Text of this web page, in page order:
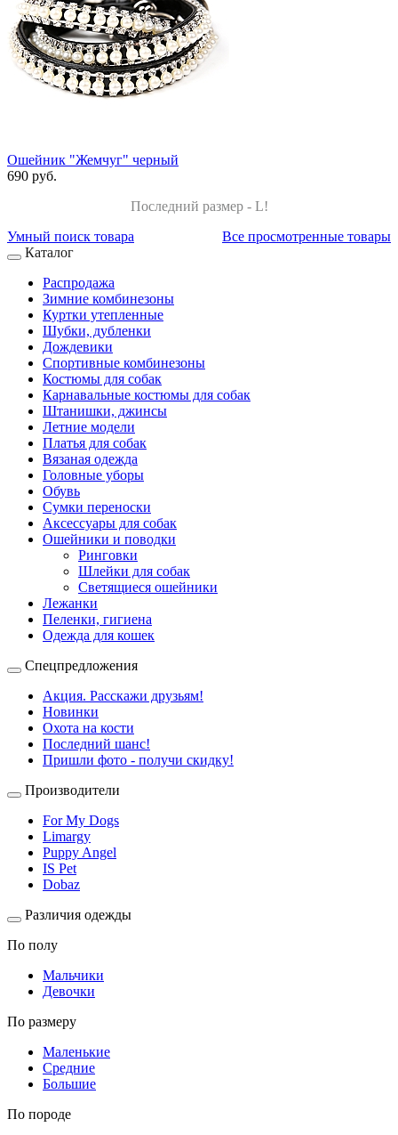
Ошейник "Жемчуг" черный
690 руб.
Последний размер - L!
Все просмотренные товары
Умный поиск товара
Каталог
Распродажа
Зимние комбинезоны
Куртки утепленные
Шубки, дубленки
Дождевики
Спортивные комбинезоны
Костюмы для собак
Карнавальные костюмы для собак
Штанишки, джинсы
Летние модели
Платья для собак
Вязаная одежда
Головные уборы
Обувь
Сумки переноски
Аксессуары для собак
Ошейники и поводки
Ринговки
Шлейки для собак
Светящиеся ошейники
Лежанки
Пеленки, гигиена
Одежда для кошек
Спецпредложения
Акция. Расскажи друзьям!
Новинки
Охота на кости
Последний шанс!
Пришли фото - получи скидку!
Производители
For My Dogs
Limargy
Puppy Angel
IS Pet
Dobaz
Различия одежды
По полу
Мальчики
Девочки
По размеру
Маленькие
Средние
Большие
По породе